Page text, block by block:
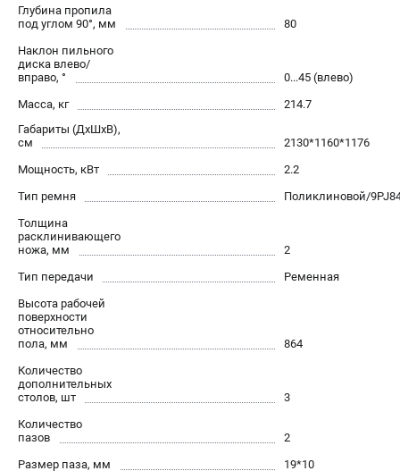
Глубина пропила
под углом 90°, мм
80
Наклон пильного
диска влево/
вправо, °
0...45 (влево)
Масса, кг
214.7
Габариты (ДхШхВ),
см
2130*1160*1176
Мощность, кВт
2.2
Тип ремня
Поликлиновой/
Толщина
расклинивающего
ножа, мм
2
Тип передачи
Ременная
Высота рабочей
поверхности
относительно
пола, мм
864
Количество
дополнительных
столов, шт
3
Количество
пазов
2
Размер паза, мм
19*10